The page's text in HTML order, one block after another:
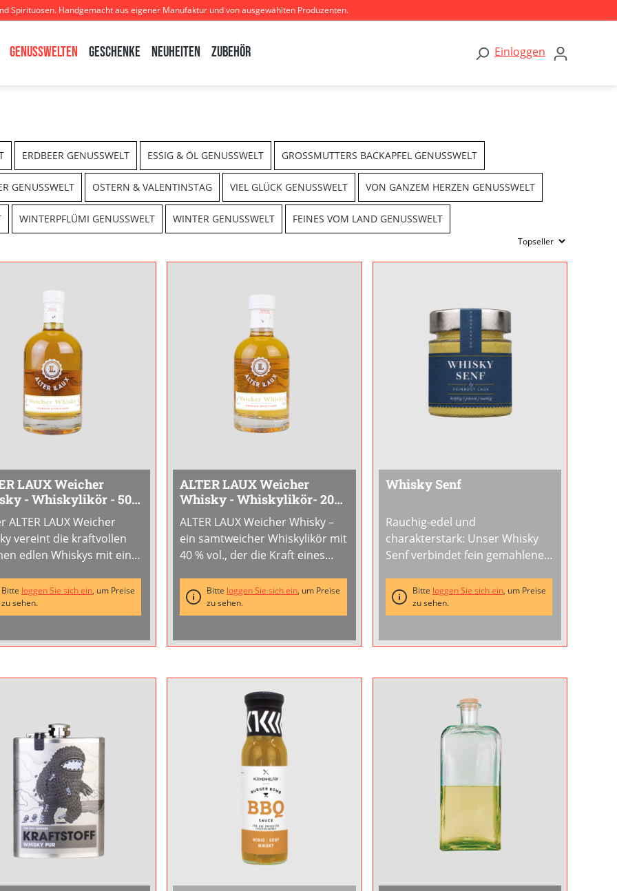
Spirituosen. Handgemacht aus eigener Manufaktur und von ausgewählten Produzenten.
Genusswelten Geschenke Neuheiten Zubehör Einloggen
ERDBEER GENUSSWELT ESSIG & ÖL GENUSSWELT GROSSMUTTERS BACKAPFEL GENUSSWELT
GENUSSWELT OSTERN & VALENTINSTAG VIEL GLÜCK GENUSSWELT VON GANZEM HERZEN GENUSSWELT
WINTERPFLÜMI GENUSSWELT WINTER GENUSSWELT FEINES VOM LAND GENUSSWELT
LAUX Weicher
- Whiskylikör - 500
ALTER LAUX Weicher
vereint die kraftvollen
edlen Whiskys mit einer
ist ein harmonisches
mit Noten
Malzsüsse. Geniesse
Bitte loggen Sie sich ein, um Preise
zu sehen.
ALTER LAUX Weicher
Whisky - Whiskylikör- 200
ml Flasche
ALTER LAUX Weicher Whisky –
ein samtweicher Whiskylikör mit
40 % vol., der die Kraft eines
angenehm milden Trinkbarkeit
verbindet. Die weiche, runde
Einsteiger zugänglich, ohne auf
Bitte loggen Sie sich ein, um Preise
zu sehen.
Whisky Senf
Rauchig-edel und
charakterstark: Unser Whisky
Senf verbindet fein gemahlene
malzigen Aroma von Whisky. Mit
14 % Whisky ein kräftiger Senf
Genießer.Er passt hervorragend
Bitte loggen Sie sich ein, um Preise
zu sehen.